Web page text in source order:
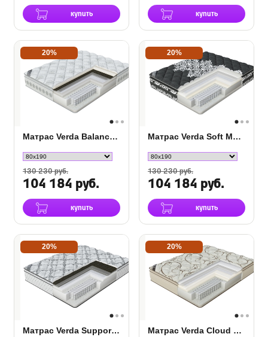
купить купить
20%
Матрас Verda Balance Pillow Top
130 230 руб.
104 184 руб.
купить
20%
Матрас Verda Soft Memory Pillow Top
130 230 руб.
104 184 руб.
купить
20%
Матрас Verda Support Pillow Top
20%
Матрас Verda Cloud Pillow Top